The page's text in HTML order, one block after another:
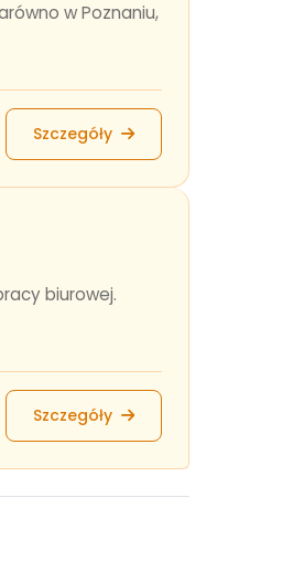
w Poznaniu,
Szczegóły
biurowej.
Szczegóły